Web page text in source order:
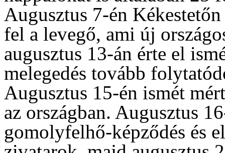
Augusztus 7-én
fel a levegő, ami új
augusztus 13-án érte el
melegedés tovább
Augusztus 15-én ismét
az országban. Augusztus
gomolyfelhő-képződés és